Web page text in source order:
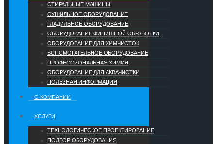
СТИРАЛЬНЫЕ МАШИНЫ
СУШИЛЬНОЕ ОБОРУДОВАНИЕ
ГЛАДИЛЬНОЕ ОБОРУДОВАНИЕ
ОБОРУДОВАНИЕ ФИНИШНОЙ ОБРАБОТКИ
ОБОРУДОВАНИЕ ДЛЯ ХИМЧИСТОК
ВСПОМОГАТЕЛЬНОЕ ОБОРУДОВАНИЕ
ПРОФЕССИОНАЛЬНАЯ ХИМИЯ
ОБОРУДОВАНИЕ ДЛЯ АКВАЧИСТКИ
ПОЛЕЗНАЯ ИНФОРМАЦИЯ
О КОМПАНИИ
УCЛУГИ
ТЕХНОЛОГИЧЕСКОЕ ПРОЕКТИРОВАНИЕ
ПОДБОР ОБОРУДОВАНИЯ